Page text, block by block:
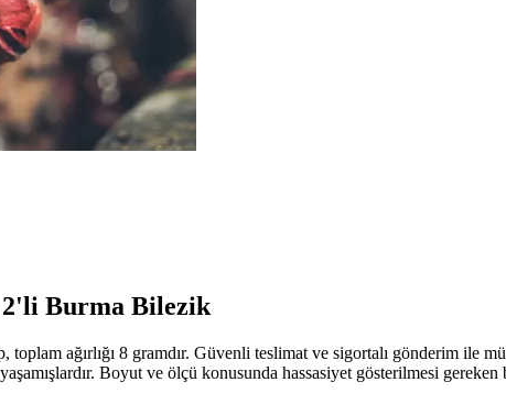
2'li Burma Bilezik
ağırlığı 8 gramdır. Güvenli teslimat ve sigortalı gönderim ile
Boyut ve ölçü konusunda hassasiyet gösterilmesi